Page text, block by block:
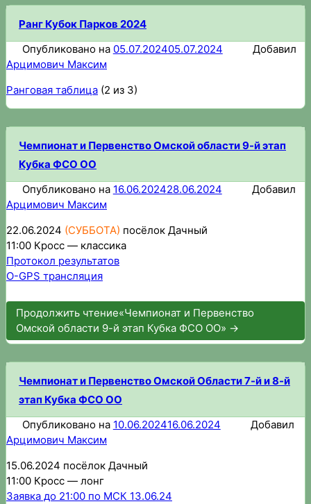
Ранг Кубок Парков 2024
Опубликовано на 05.07.202405.07.2024
Добавил
Арцимович Максим
Ранговая таблица (2 из 3)
Чемпионат и Первенство Омской области 9-й этап
Кубка ФСО ОО
Опубликовано на 16.06.202428.06.2024
Добавил
Арцимович Максим
22.06.2024 (СУББОТА) посёлок Дачный
11:00 Кросс — классика
Протокол результатов
O-GPS трансляция
Продолжить чтение«Чемпионат и Первенство
Омской области 9-й этап Кубка ФСО ОО» →
Чемпионат и Первенство Омской Области 7-й и 8-й
этап Кубка ФСО ОО
Опубликовано на 10.06.202416.06.2024
Добавил
Арцимович Максим
15.06.2024 посёлок Дачный
11:00 Кросс — лонг
Заявка до 21:00 по МСК 13.06.24